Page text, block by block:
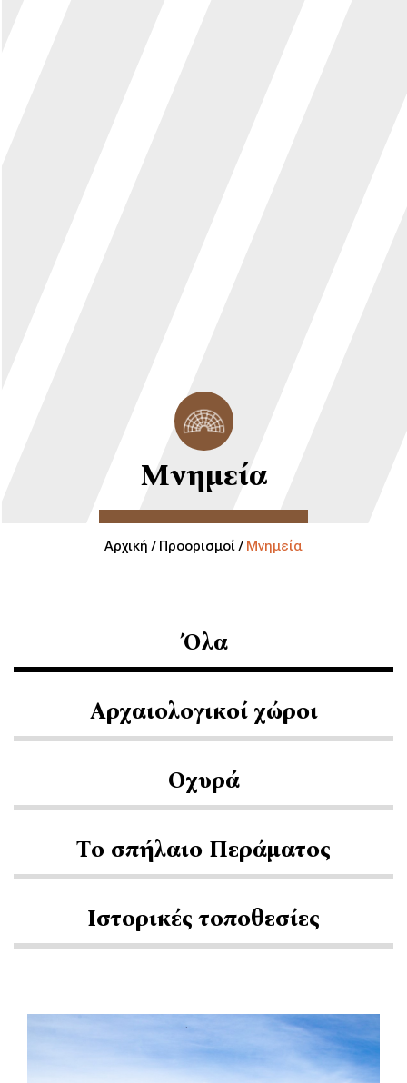
Μνημεία
Αρχική / Προορισμοί / Μνημεία
Όλα
Αρχαιολογικοί χώροι
Οχυρά
Το σπήλαιο Περάματος
Ιστορικές τοποθεσίες